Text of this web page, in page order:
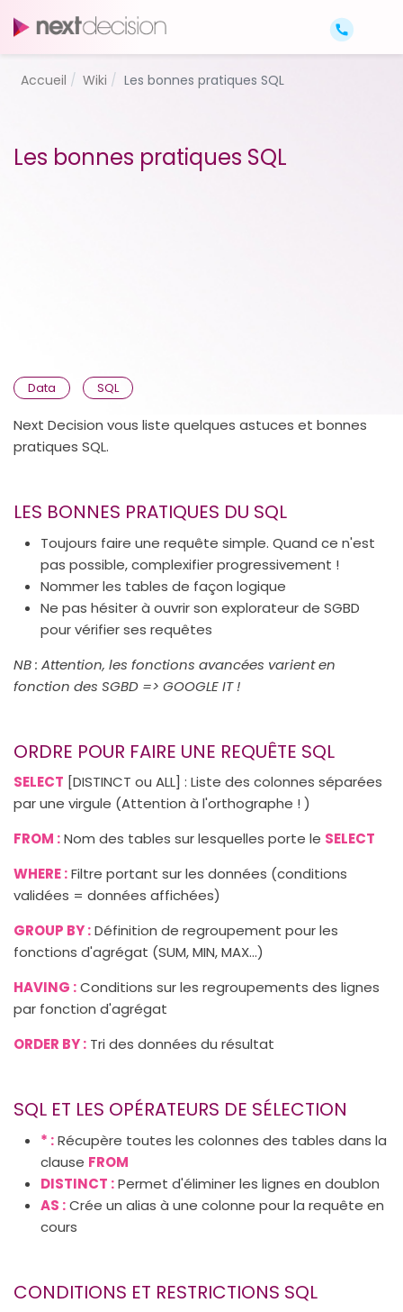
Accueil Wiki Les bonnes pratiques SQL
Les bonnes pratiques SQL
Data SQL
Next Decision vous liste quelques astuces et bonnes
pratiques SQL.
LES BONNES PRATIQUES DU SQL
Toujours faire une requête simple. Quand ce n'est
pas possible, complexifier progressivement !
Nommer les tables de façon logique
Ne pas hésiter à ouvrir son explorateur de SGBD
pour vérifier ses requêtes
NB : Attention, les fonctions avancées varient en
fonction des SGBD => GOOGLE IT !
ORDRE POUR FAIRE UNE REQUÊTE SQL
SELECT [DISTINCT ou ALL] : Liste des colonnes séparées
par une virgule (Attention à l'orthographe ! )
FROM :Nom des tables sur lesquelles porte le SELECT
WHERE :Filtre portant sur les données (conditions
validées = données affichées)
GROUP BY :Définition de regroupement pour les
fonctions d'agrégat (SUM, MIN, MAX...)
HAVING :Conditions sur les regroupements des lignes
par fonction d'agrégat
ORDER BY : Tri des données du résultat
SQL ET LES OPÉRATEURS DE SÉLECTION
* :Récupère toutes les colonnes des tables dans la
clause FROM
DISTINCT :Permet d'éliminer les lignes en doublon
AS :Crée un alias à une colonne pour la requête en
cours
CONDITIONS ET RESTRICTIONS SQL